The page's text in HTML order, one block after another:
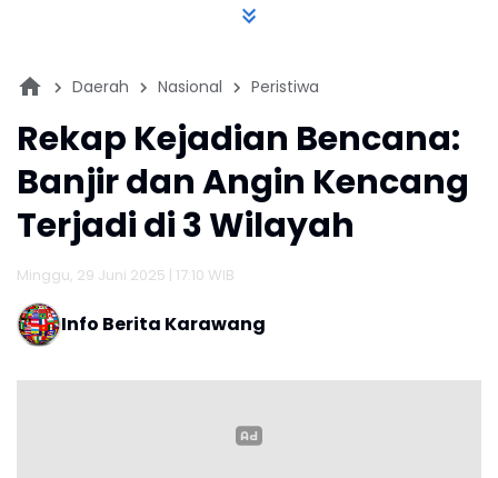
Daerah Nasional Peristiwa
Rekap Kejadian Bencana:
Banjir dan Angin Kencang
Terjadi di 3 Wilayah
Minggu, 29 Juni 2025 | 17:10 WIB
Info Berita Karawang